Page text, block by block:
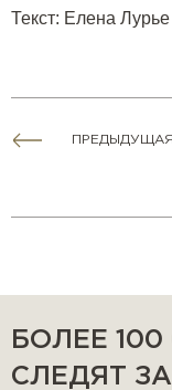
Текст: Елена Лурье
ПРЕДЫДУЩАЯ
БОЛЕЕ
СЛЕДЯТ